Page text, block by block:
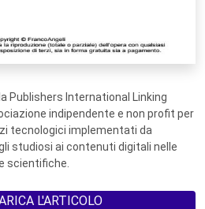
Publishers International Linking
indipendente e non profit per
tecnologici implementati da
studiosi ai contenuti digitali nelle
scientifiche.
L'ARTICOLO